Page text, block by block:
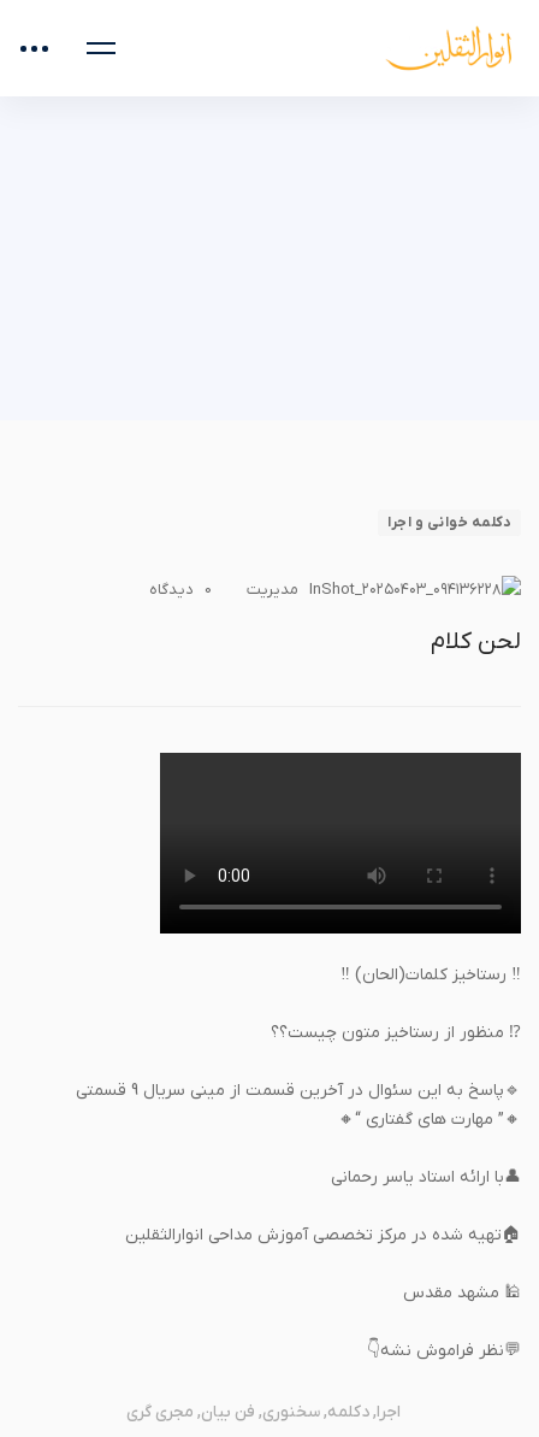
صفحه اصلی آموزش رایگان
لحن
کلام
دکلمه خوانی و اجرا
مدیریت 0 دیدگاه‌
لحن کلام
‼️ رستاخیز کلمات(الحان) ‼️
⁉️ منظور از رستاخیز متون چیست؟؟
🔹پاسخ به این سئوال در آخرین قسمت از مینی سریال 9 قسمتی
🔸” مهارت های گفتاری “🔸
👤با ارائه استاد یاسر رحمانی
🏠تهیه شده در مرکز تخصصی آموزش مداحی انوارالثقلین
🕌 مشهد مقدس
💬نظر فراموش نشه👇
اجرا,دکلمه,سخنوری, فن بیان, مجری گری